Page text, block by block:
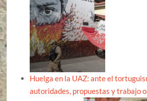
Huelga en la UAZ: ante el
autoridades, propuestas y trabajo